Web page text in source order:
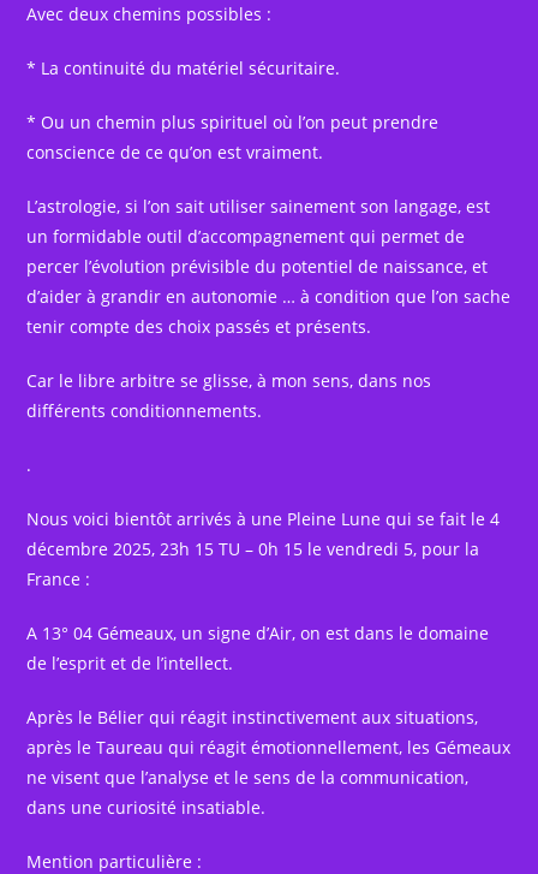
Avec deux chemins possibles :
* La continuité du matériel sécuritaire.
* Ou un chemin plus spirituel où l’on peut prendre
conscience de ce qu’on est vraiment.
L’astrologie, si l’on sait utiliser sainement son langage, est
un formidable outil d’accompagnement qui permet de
percer l’évolution prévisible du potentiel de naissance, et
d’aider à grandir en autonomie … à condition que l’on sache
tenir compte des choix passés et présents.
Car le libre arbitre se glisse, à mon sens, dans nos
différents conditionnements.
.
Nous voici bientôt arrivés à une Pleine Lune qui se fait le 4
décembre 2025, 23h 15 TU – 0h 15 le vendredi 5, pour la
France :
A 13° 04 Gémeaux, un signe d’Air, on est dans le domaine
de l’esprit et de l’intellect.
Après le Bélier qui réagit instinctivement aux situations,
après le Taureau qui réagit émotionnellement, les Gémeaux
ne visent que l’analyse et le sens de la communication,
dans une curiosité insatiable.
Mention particulière :